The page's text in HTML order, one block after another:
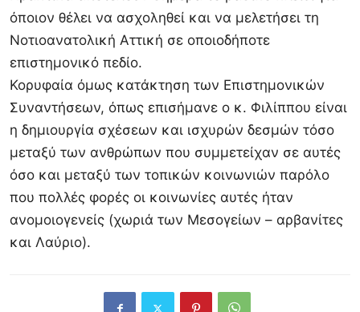
όποιον θέλει να ασχοληθεί και να μελετήσει τη
Νοτιοανατολική Αττική σε οποιοδήποτε
επιστημονικό πεδίο.
Κορυφαία όμως κατάκτηση των Επιστημονικών
Συναντήσεων, όπως επισήμανε ο κ. Φιλίππου είναι
η δημιουργία σχέσεων και ισχυρών δεσμών τόσο
μεταξύ των ανθρώπων που συμμετείχαν σε αυτές
όσο και μεταξύ των τοπικών κοινωνιών παρόλο
που πολλές φορές οι κοινωνίες αυτές ήταν
ανομοιογενείς (χωριά των Μεσογείων – αρβανίτες
και Λαύριο).